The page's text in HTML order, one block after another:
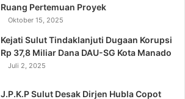
Ruang Pertemuan Proyek
Oktober 15, 2025
Kejati Sulut Tindaklanjuti Dugaan Korupsi
Rp 37,8 Miliar Dana DAU-SG Kota Manado
Juli 2, 2025
J.P.K.P Sulut Desak Dirjen Hubla Copot